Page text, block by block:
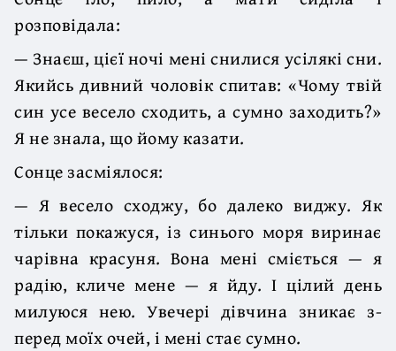
розповідала:
— Знаєш, цієї ночі мені снилися усілякі сни.
Якийсь дивний чоловік спитав: «Чому твій
син усе весело сходить, а сумно заходить?»
Я не знала, що йому казати.
Сонце засміялося:
— Я весело сходжу, бо далеко виджу. Як
тільки покажуся, із синього моря виринає
чарівна красуня. Вона мені сміється — я
радію, кличе мене — я йду. І цілий день
милуюся нею. Увечері дівчина зникає з-
перед моїх очей, і мені стає сумно.